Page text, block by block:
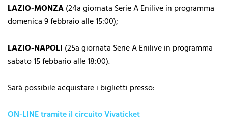
LAZIO-MONZA(24a giornata Serie A Enilive in programma
domenica 9 febbraio alle 15:00);
LAZIO-NAPOLI (25a giornata Serie A Enilive in programma
sabato 15 febbario alle 18:00).
Sarà possibile acquistare i biglietti presso:
ON-LINE tramite il circuito Vivaticket